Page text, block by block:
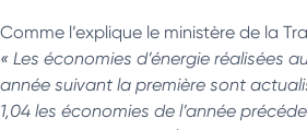
Comme l’explique le ministère de la
« Les économies d’énergie réalisées
année suivant la première sont
1,04 les économies de l’année